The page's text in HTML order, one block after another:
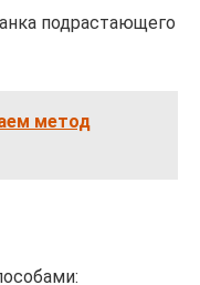
подрастающего
метод